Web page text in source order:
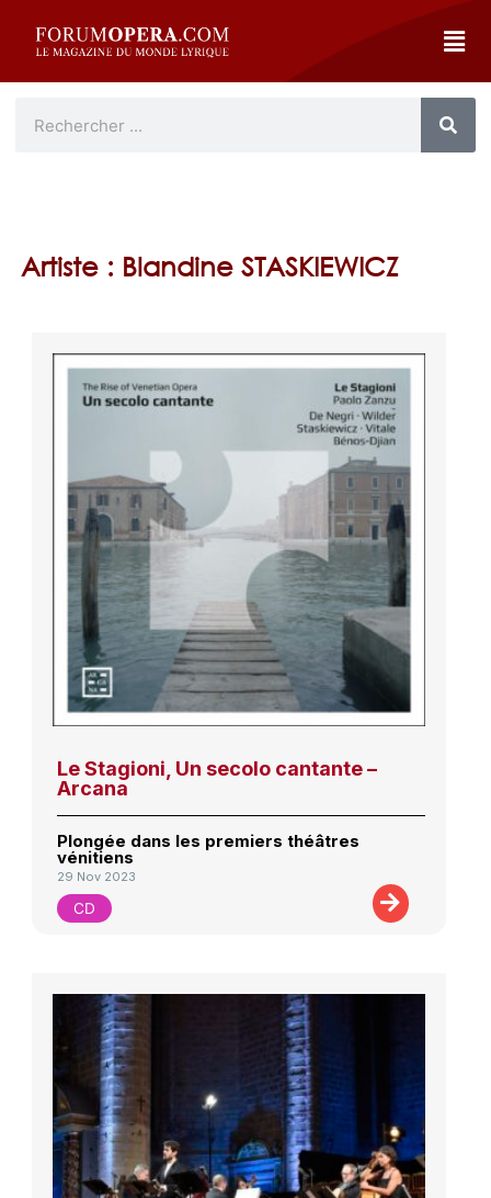
Artiste : Blandine STASKIEWICZ
Le Stagioni, Un secolo cantante –
Arcana
Plongée dans les premiers théâtres
vénitiens
29 Nov 2023
CD